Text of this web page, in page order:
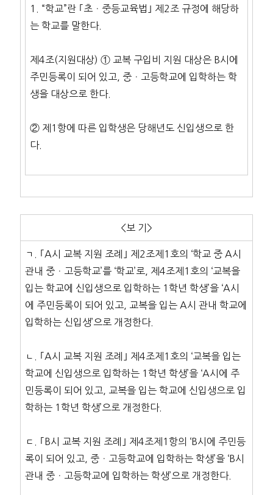
1. “학교”란 ｢초ㆍ중등교육법｣ 제2조 규정에 해당하
는 학교를 말한다.
제4조(지원대상) ① 교복 구입비 지원 대상은 B시에
주민등록이 되어 있고, 중ㆍ고등학교에 입학하는 학
생을 대상으로 한다.
② 제1항에 따른 입학생은 당해년도 신입생으로 한
다.
<보 기>
ㄱ. ｢A시 교복 지원 조례｣ 제2조제1호의 ‘학교 중 A시
관내 중ㆍ고등학교’를 ‘학교’로, 제4조제1호의 ‘교복을
입는 학교에 신입생으로 입학하는 1학년 학생’을 ‘A시
에 주민등록이 되어 있고, 교복을 입는 A시 관내 학교에
입학하는 신입생’으로 개정한다.
ㄴ. ｢A시 교복 지원 조례｣ 제4조제1호의 ‘교복을 입는
학교에 신입생으로 입학하는 1학년 학생’을 ‘A시에 주
민등록이 되어 있고, 교복을 입는 학교에 신입생으로 입
학하는 1학년 학생’으로 개정한다.
ㄷ. ｢B시 교복 지원 조례｣ 제4조제1항의 ‘B시에 주민등
록이 되어 있고, 중ㆍ고등학교에 입학하는 학생’을 ‘B시
관내 중ㆍ고등학교에 입학하는 학생’으로 개정한다.